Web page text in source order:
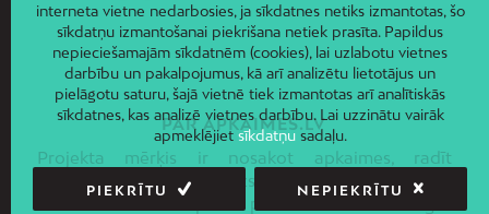
PAR APKAIMES.LV
Projekta mērķis ir nosakot apkaimes, radīt
priekšnoteikumus līdzsvarotas sociāli –
ekonomiskās un telpiskās politikas ieviešanai Rīgas
interneta vietne nedarbosies, ja sīkdatnes netiks izmantotas, šo
sīkdatņu izmantošanai piekrišana netiek prasīta. Papildus
nepieciešamajām sīkdatnēm (cookies), lai uzlabotu vietnes
darbību un pakalpojumus, kā arī analizētu lietotājus un
pielāgotu saturu, šajā vietnē tiek izmantotas arī analītiskās
sīkdatnes, kas analizē vietnes darbību. Lai uzzinātu vairāk
apmeklējietsīkdatņusadaļu.
PIEKRĪTU NEPIEKRĪTU